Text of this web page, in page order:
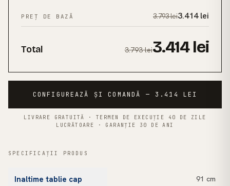
PREȚ DE BAZĂ 3.793lei3.414lei
Total 3.793lei3.414lei
CONFIGUREAZĂ ȘI COMANDĂ — 3.414 LEI
LIVRARE GRATUITĂ · TERMEN DE EXECUȚIE 40 DE ZILE
LUCRĂTOARE · GARANȚIE 30 DE ANI
SPECIFICAȚII PRODUS
Inaltime tablie cap 91 cm